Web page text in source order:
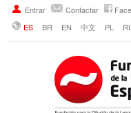
Entrar Contactar
ES
BR EN 中文 PL